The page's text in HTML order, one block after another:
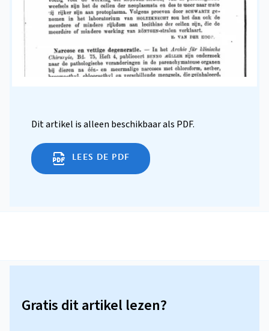
Dit artikel is alleen beschikbaar als PDF.
LEES DE PDF
Gratis dit artikel lezen?